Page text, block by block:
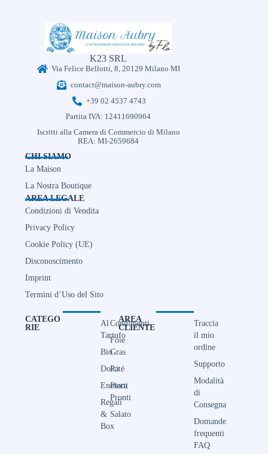
K23 SRL
Via Felice Bellotti, 8, 20129 Milano MI
contact@maison-aubry.com
+39 02 4537 4743
Partita IVA: 12411690964
Iscritti alla Camera di Commercio di Milano
REA: MI-2659684
CHI SIAMO
La Maison
La Nostra Boutique
AREA LEGALE
Condizioni di Vendita
Privacy Policy
Cookie Policy (UE)
Disconoscimento
Imprint
Termini d’Uso del Sito
CATEGO
RIE
Al
Tartufo
Bio
Dolci
Enoteca
Regali
&
Box
Condimenti
Foie
Gras
Paté
Piatti
Pronti
Salato
AREA
CLIENTE
Traccia
il mio
ordine
Supporto
Modalità
di
Consegna
Domande
frequenti
FAQ